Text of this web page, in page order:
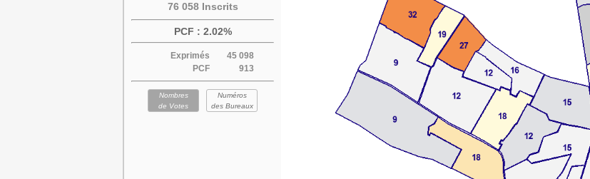
76 058 Inscrits
PCF : 2.02%
Exprimés
45 098
PCF
913
Nombres
de Votes
Numéros
des Bureaux